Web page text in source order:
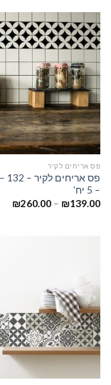
פס אריחים לקיר
– 5 יח’
₪139.00
–
₪260.00